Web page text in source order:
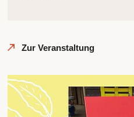
Zur Veranstaltung